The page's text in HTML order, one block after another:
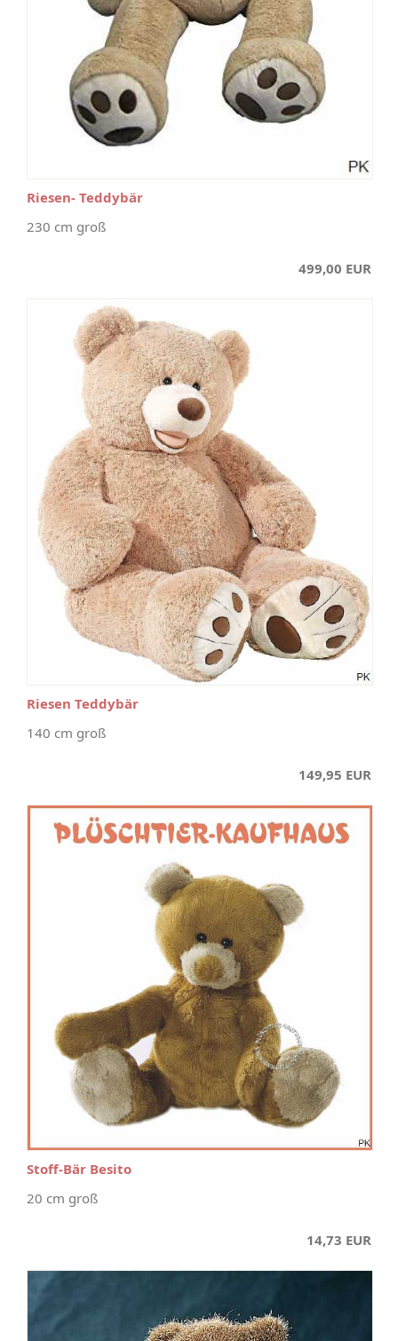
Riesen- Teddybär
230 cm groß
499,00 EUR
Riesen Teddybär
140 cm groß
149,95 EUR
Stoff-Bär Besito
20 cm groß
14,73 EUR